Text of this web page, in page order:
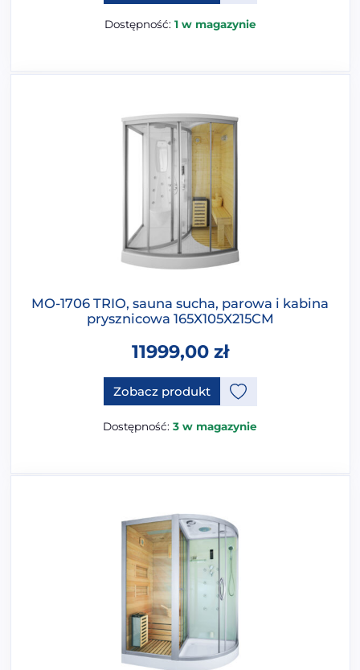
Dostępność: 1 w magazynie
MO-1706 TRIO, sauna sucha, parowa i kabina
prysznicowa 165X105X215CM
11999,00 zł
Zobacz produkt
Dostępność: 3 w magazynie